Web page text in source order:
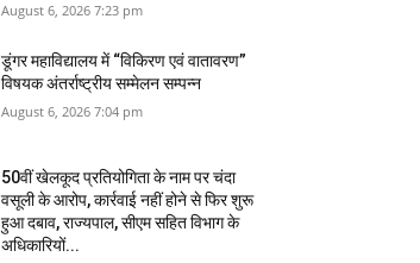
August 6, 2026 7:23 pm
डूंगर महाविद्यालय में “विकिरण एवं वातावरण”
विषयक अंतर्राष्ट्रीय सम्मेलन सम्पन्न
August 6, 2026 7:04 pm
50वीं खेलकूद प्रतियोगिता के नाम पर चंदा
वसूली के आरोप, कार्रवाई नहीं होने से फिर शुरू
हुआ दबाव, राज्यपाल, सीएम सहित विभाग के
अधिकारियों...